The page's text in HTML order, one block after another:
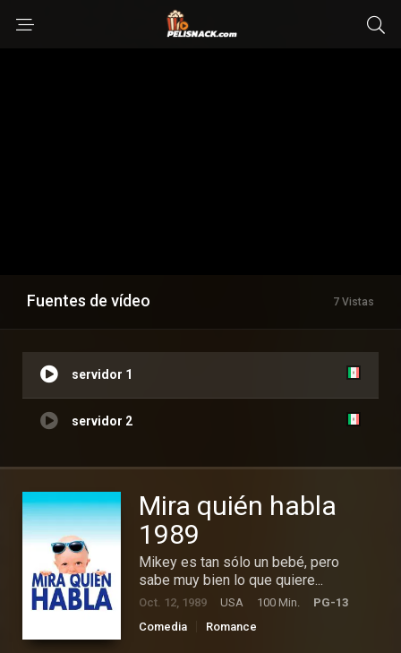
Fuentes de vídeo 7 Vistas
servidor 1
servidor 2
Mira quién habla
1989
Mikey es tan sólo un bebé, pero
sabe muy bien lo que quiere...
Oct. 12, 1989 USA 100 Min.
PG-13
Comedia
Romance